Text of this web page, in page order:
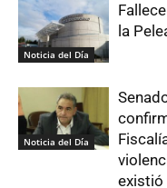
Noticia del Día
la
Noticia del Día
existió